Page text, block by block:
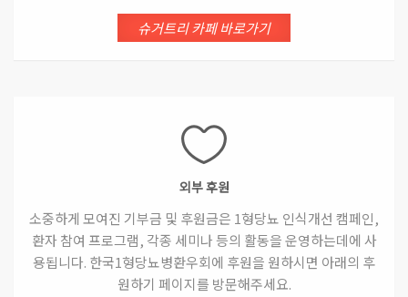
슈거트리 카페 바로가기
외부 후원
소중하게 모여진 기부금 및 후원금은 1형당뇨 인식개선 캠페인,
환자 참여 프로그램, 각종 세미나 등의 활동을 운영하는데에 사
용됩니다. 한국1형당뇨병환우회에 후원을 원하시면 아래의 후
원하기 페이지를 방문해주세요.